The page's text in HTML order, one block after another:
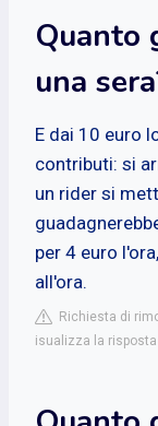
Quanto
una
E dai 10 euro
contributi: si
un rider si
per 4 euro
all'ora.
Richiesta di
isualizza la